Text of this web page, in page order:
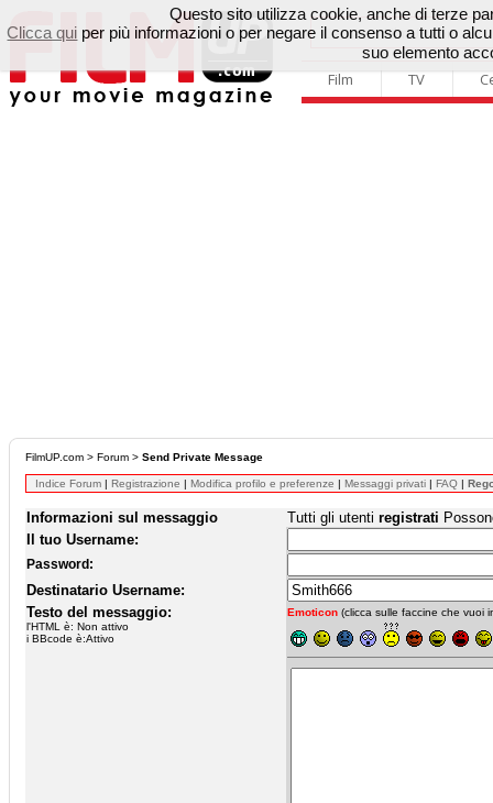
Film TV
FilmUP.com > Forum > Send Private Message
Indice Forum | Registrazione | Modifica profilo e preferenze | Messaggi privati | FAQ |
Informazioni sul messaggio Tutti gli utenti registrati
Il tuo Username:
Password:
Destinatario Username:
Testo del messaggio:
l'HTML è: Non attivo
i BBcode è:Attivo
Emoticon (clicca sulle faccine che vuoi
Questo sito utilizza cookie, anche di terze
Clicca qui per più informazioni o per negare il consenso a tutti o
suo elemento